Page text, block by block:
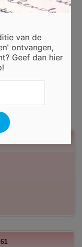
van de
ontvangen,
Geef dan hier